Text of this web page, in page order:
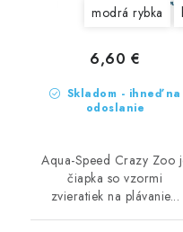
modrá rybka
Skladom - ihneď na
odoslanie
6,60 €
Aqua-Speed Crazy Zoo
čiapka so vzormi
zvieratiek na plávanie...